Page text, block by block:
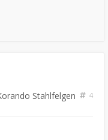
Stahlfelgen
4